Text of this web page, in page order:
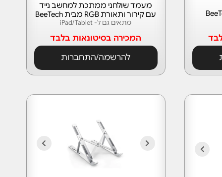
מעמד שולחני ממתכת למחשב נייד
עם קירור ותאורת RGB מבית BeeTech
מתאים גם ל- iPad/Tablet
המכירה בסיטונאות בלבד
להרשמה/התחברות